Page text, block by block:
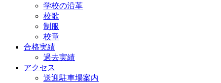
学校の沿革
校歌
制服
校章
合格実績
過去実績
アクセス
送迎駐車場案内